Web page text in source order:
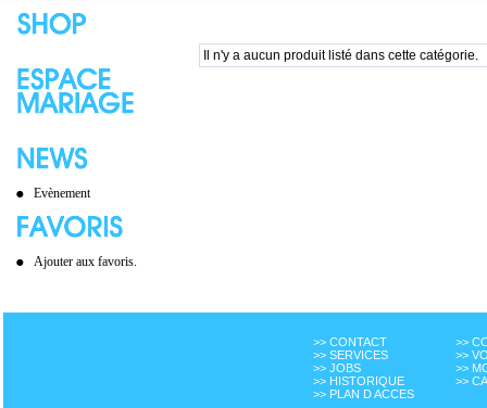
Evènement
Ajouter aux favoris.
Il n'y a aucun produit listé dans cette catégorie.
>> CONTACT
>> SERVICES
>> JOBS
>> HISTORIQUE
>> PLAN D ACCES
>>
>>
>>
>>